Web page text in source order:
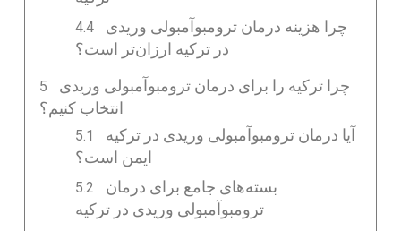
چرا هزینه درمان ترومبوآمبولی وریدی
در ترکیه ارزان‌تر است؟
چرا ترکیه را برای درمان ترومبوآمبولی وریدی
انتخاب کنیم؟
آیا درمان ترومبوآمبولی وریدی در ترکیه
ایمن است؟
بسته‌های جامع برای درمان
ترومبوآمبولی وریدی در ترکیه